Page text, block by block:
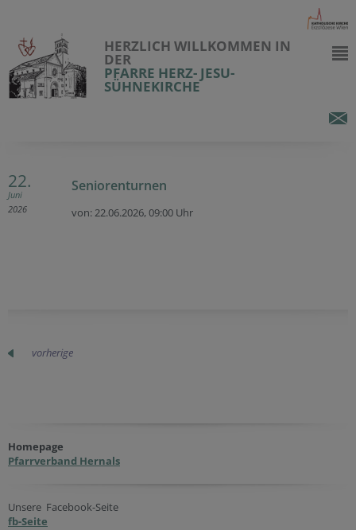
HERZLICH WILLKOMMEN IN
DER
PFARRE HERZ- JESU-
SÜHNEKIRCHE
22.
Juni
2026
Seniorenturnen
von: 22.06.2026,09:00 Uhr
vorherige
Homepage
Pfarrverband Hernals
Unsere Facebook-Seite
fb-Seite